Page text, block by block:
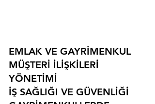
EMLAK VE GAYRİMENKUL
MÜŞTERİ İLİŞKİLERİ
YÖNETİMİ
İŞ SAĞLIĞI VE GÜVENLİĞİ